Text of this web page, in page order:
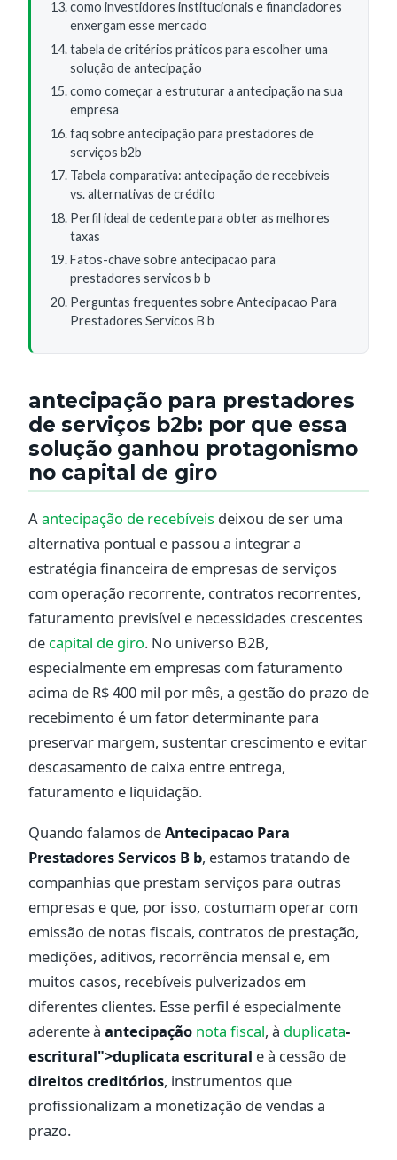
como investidores institucionais e financiadores
enxergam esse mercado
tabela de critérios práticos para escolher uma
solução de antecipação
como começar a estruturar a antecipação na sua
empresa
faq sobre antecipação para prestadores de
serviços b2b
Tabela comparativa: antecipação de recebíveis
vs. alternativas de crédito
Perfil ideal de cedente para obter as melhores
taxas
Fatos-chave sobre antecipacao para
prestadores servicos b b
Perguntas frequentes sobre Antecipacao Para
Prestadores Servicos B b
antecipação para prestadores
de serviços b2b: por que essa
solução ganhou protagonismo
no capital de giro
Aantecipação de recebíveis deixou de ser uma
alternativa pontual e passou a integrar a
estratégia financeira de empresas de serviços
com operação recorrente, contratos recorrentes,
faturamento previsível e necessidades crescentes
de capital de giro. No universo B2B,
especialmente em empresas com faturamento
acima de R$ 400 mil por mês, a gestão do prazo de
recebimento é um fator determinante para
preservar margem, sustentar crescimento e evitar
descasamento de caixa entre entrega,
faturamento e liquidação.
Quando falamos deAntecipacao Para
Prestadores Servicos B b, estamos tratando de
companhias que prestam serviços para outras
empresas e que, por isso, costumam operar com
emissão de notas fiscais, contratos de prestação,
medições, aditivos, recorrência mensal e, em
muitos casos, recebíveis pulverizados em
diferentes clientes. Esse perfil é especialmente
aderente à antecipação nota fiscal, à duplicata-
escritural">duplicata escritural e à cessão de
direitos creditórios, instrumentos que
profissionalizam a monetização de vendas a
prazo.